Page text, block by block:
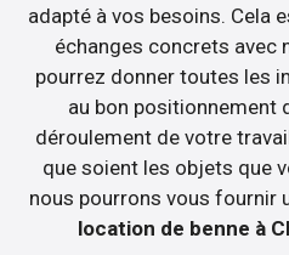
adapté à vos besoins. Cela
échanges concrets avec
pourrez donner toutes les
au bon positionnement
déroulement de votre
que soient les objets que
nous pourrons vous fournir
location de benne à